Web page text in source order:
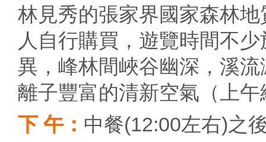
林見秀的張家界國家森林
人自行購買，遊覽時間不
異，峰林間峽谷幽深，溪
離子豐富的清新空氣（上
下 午： 中餐(12:00左右)之